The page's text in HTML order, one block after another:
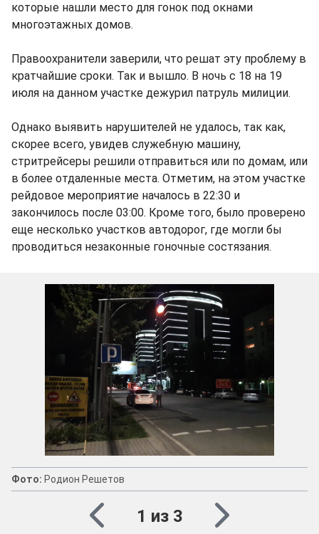
которые нашли место для гонок под окнами
многоэтажных домов.
Правоохранители заверили, что решат эту проблему в
кратчайшие сроки. Так и вышло. В ночь с 18 на 19
июля на данном участке дежурил патруль милиции.
Однако выявить нарушителей не удалось, так как,
скорее всего, увидев служебную машину,
стритрейсеры решили отправиться или по домам, или
в более отдаленные места. Отметим, на этом участке
рейдовое мероприятие началось в 22:30 и
закончилось после 03:00. Кроме того, было проверено
еще несколько участков автодорог, где могли бы
проводиться незаконные гоночные состязания.
Фото: Родион Решетов
1 из 3